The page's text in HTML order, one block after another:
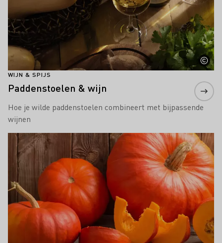
WIJN & SPIJS
Paddenstoelen & wijn
Hoe je wilde paddenstoelen combineert met bijpassende
wijnen
Meer informatie